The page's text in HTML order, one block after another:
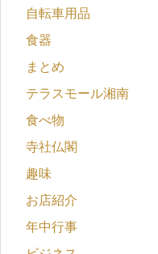
自転車用品
食器
まとめ
テラスモール湘南
食べ物
寺社仏閣
趣味
お店紹介
年中行事